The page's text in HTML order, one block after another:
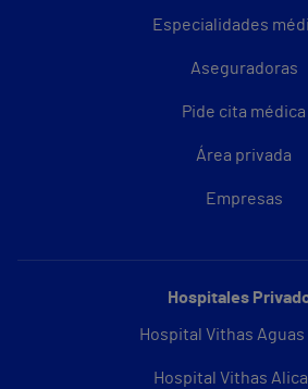
Especialidades
Aseguradoras
Pide cita médica
Área privada
Empresas
Hospitales
Hospital Vithas Aguas
Hospital Vithas